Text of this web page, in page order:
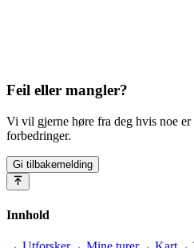
Feil eller mangler?
Vi vil gjerne høre fra deg hvis noe
forbedringer.
Gi tilbakemelding
Innhold